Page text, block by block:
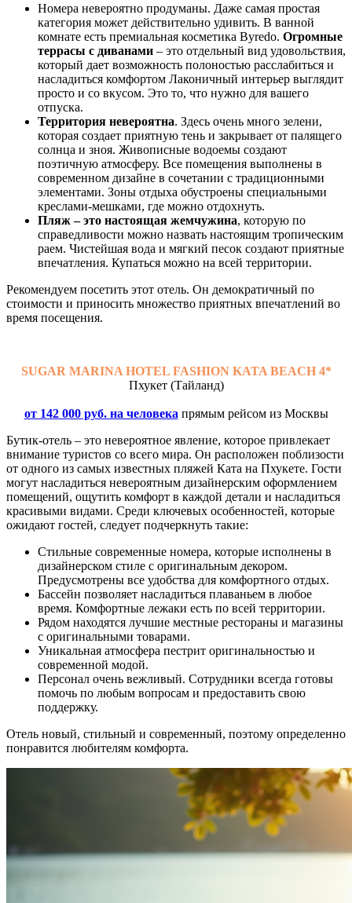
Номера невероятно продуманы. Даже самая простая
категория может действительно удивить. В ванной
комнате есть премиальная косметика Byredo. Огромные
террасы с диванами – это отдельный вид удовольствия,
который дает возможность полоностью расслабиться и
насладиться комфортом Лаконичный интерьер выглядит
просто и со вкусом. Это то, что нужно для вашего
отпуска.
Территория невероятна. Здесь очень много зелени,
которая создает приятную тень и закрывает от палящего
солнца и зноя. Живописные водоемы создают
поэтичную атмосферу. Все помещения выполнены в
современном дизайне в сочетании с традиционными
элементами. Зоны отдыха обустроены специальными
креслами-мешками, где можно отдохнуть.
Пляж – это настоящая жемчужина, которую по
справедливости можно назвать настоящим тропическим
раем. Чистейшая вода и мягкий песок создают приятные
впечатления. Купаться можно на всей территории.
Рекомендуем посетить этот отель. Он демократичный по
стоимости и приносить множество приятных впечатлений во
время посещения.
SUGAR MARINA HOTEL FASHION KATA BEACH 4*
Пхукет (Тайланд)
от 142 000 руб. на человека прямым рейсом из Москвы
Бутик-отель – это невероятное явление, которое привлекает
внимание туристов со всего мира. Он расположен поблизости
от одного из самых известных пляжей Ката на Пхукете. Гости
могут насладиться невероятным дизайнерским оформлением
помещений, ощутить комфорт в каждой детали и насладиться
красивыми видами. Среди ключевых особенностей, которые
ожидают гостей, следует подчеркнуть такие:
Стильные современные номера, которые исполнены в
дизайнерском стиле с оригинальным декором.
Предусмотрены все удобства для комфортного отдых.
Бассейн позволяет насладиться плаваньем в любое
время. Комфортные лежаки есть по всей территории.
Рядом находятся лучшие местные рестораны и магазины
с оригинальными товарами.
Уникальная атмосфера пестрит оригинальностью и
современной модой.
Персонал очень вежливый. Сотрудники всегда готовы
помочь по любым вопросам и предоставить свою
поддержку.
Отель новый, стильный и современный, поэтому определенно
понравится любителям комфорта.